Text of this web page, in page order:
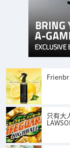
Frienbr
只有大